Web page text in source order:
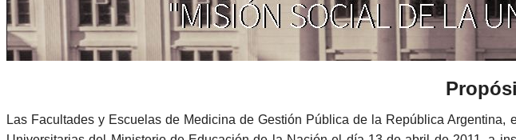
Las Facultades y Escuelas de Medicina de Gestión Pública de la República